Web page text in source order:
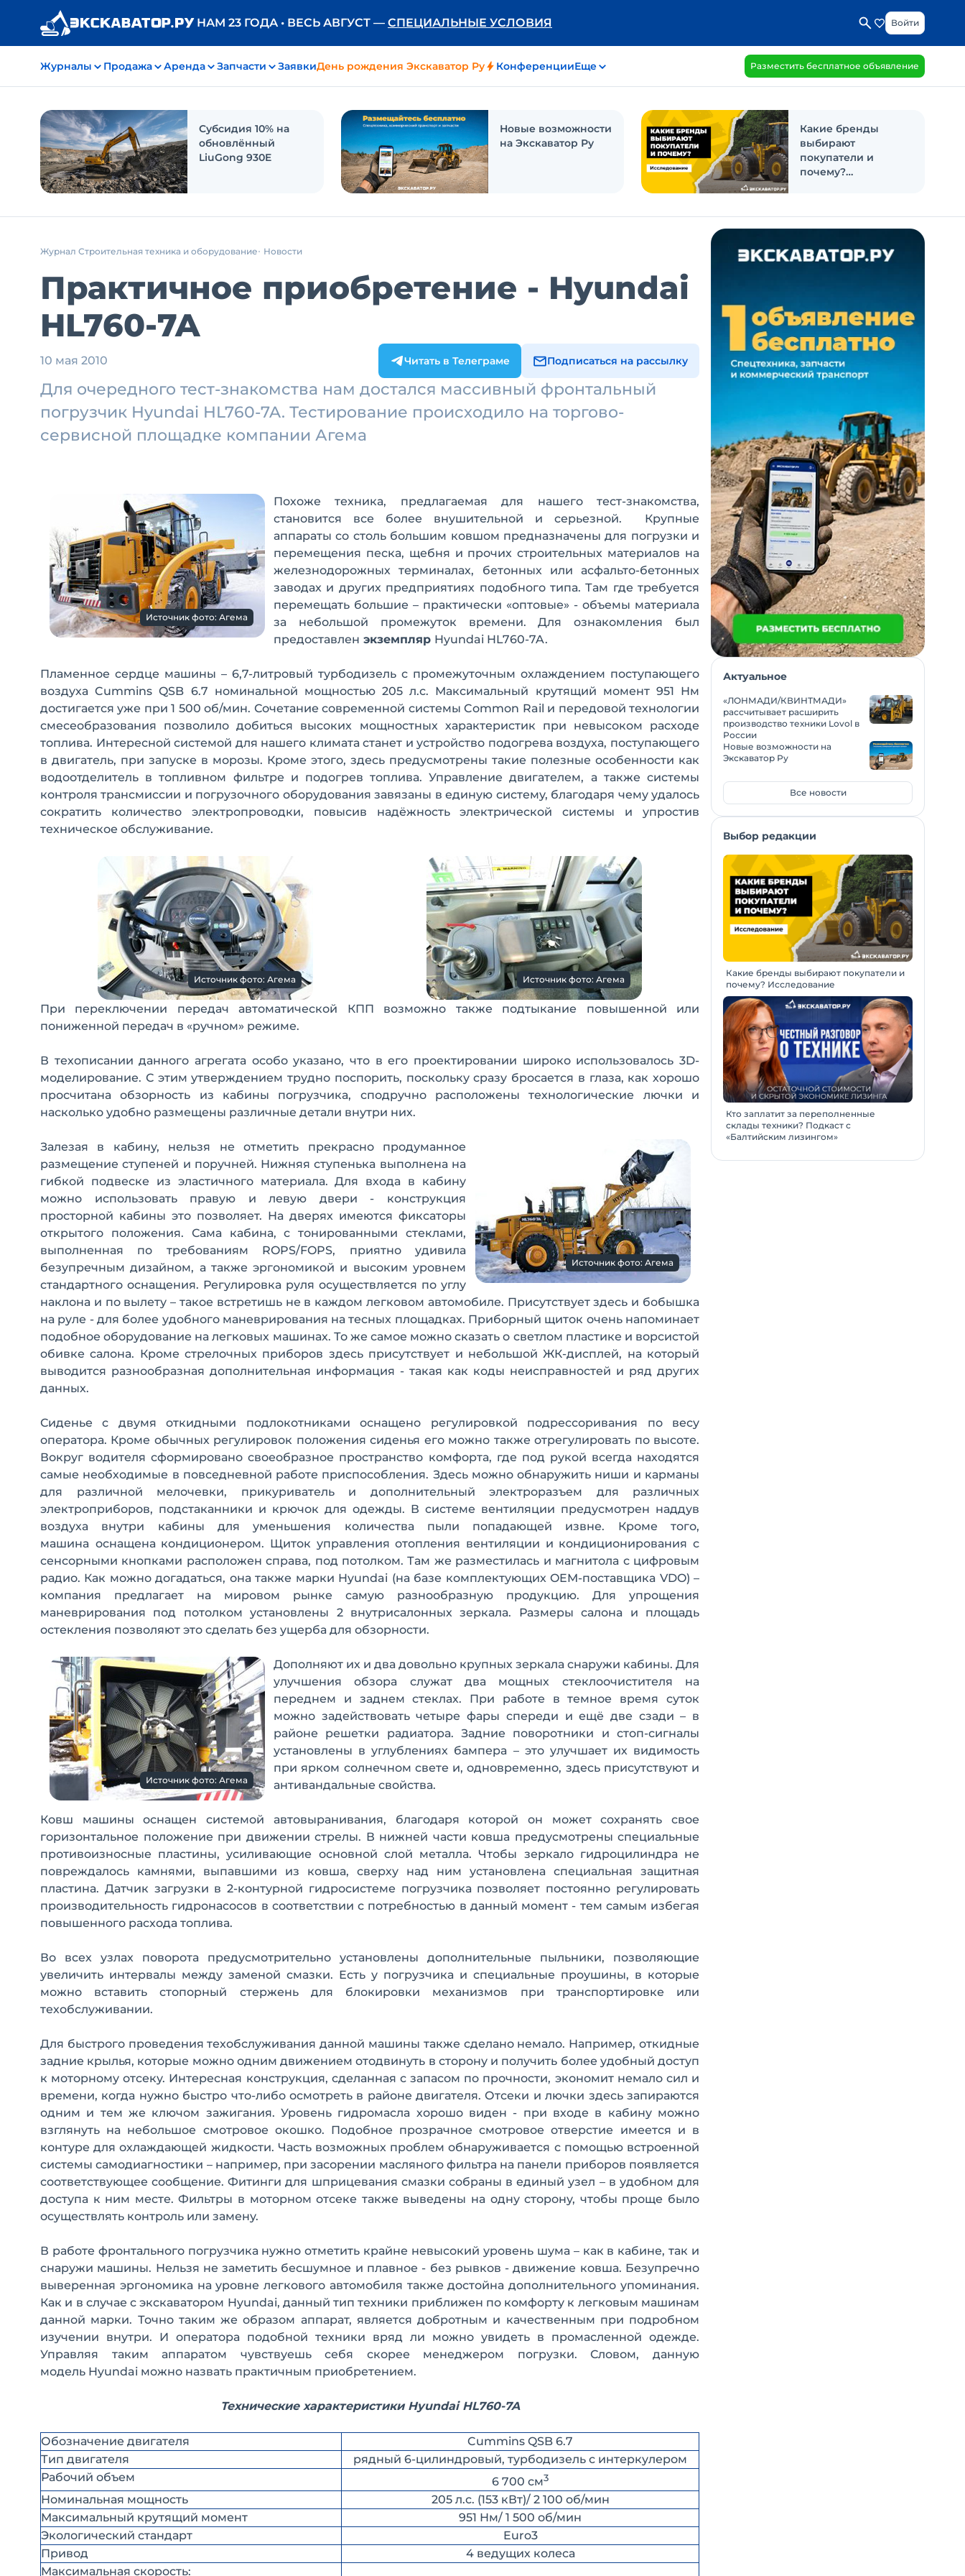
НАМ 23 ГОДА • ВЕСЬ АВГУСТ — СПЕЦИАЛЬНЫЕ УСЛОВИЯ Войти
Журналы Продажа Аренда Запчасти ЗаявкиДень рождения Экскаватор Ру КонференцииЕще Разместить бесплатное объявление
Субсидия 10% на
обновлённый
LiuGong 930E
Новые возможности
на Экскаватор Ру
Какие бренды
выбирают
покупатели и
почему?
Журнал Строительная техника и оборудование Новости
Практичное приобретение - Hyundai
HL760-7A
10 мая 2010 Читать в Телеграме Подписаться на рассылку
Для очередного тест-знакомства нам достался массивный фронтальный
погрузчик Hyundai HL760-7A. Тестирование происходило на торгово-
сервисной площадке компании Агема
Источник фото: Агема
Похоже техника, предлагаемая для нашего тест-знакомства,
становится все более внушительной и серьезной. Крупные
аппараты со столь большим ковшом предназначены для погрузки и
перемещения песка, щебня и прочих строительных материалов на
железнодорожных терминалах, бетонных или асфальто-бетонных
заводах и других предприятиях подобного типа. Там где требуется
перемещать большие – практически «оптовые» - объемы материала
за небольшой промежуток времени. Для ознакомления был
предоставлен экземпляр Hyundai HL760-7A.
Пламенное сердце машины – 6,7-литровый турбодизель с промежуточным охлаждением поступающего
воздуха Cummins QSB 6.7 номинальной мощностью 205 л.с. Максимальный крутящий момент 951 Нм
достигается уже при 1 500 об/мин. Сочетание современной системы Common Rail и передовой технологии
смесеобразования позволило добиться высоких мощностных характеристик при невысоком расходе
топлива. Интересной системой для нашего климата станет и устройство подогрева воздуха, поступающего
в двигатель, при запуске в морозы. Кроме этого, здесь предусмотрены такие полезные особенности как
водоотделитель в топливном фильтре и подогрев топлива. Управление двигателем, а также системы
контроля трансмиссии и погрузочного оборудования завязаны в единую систему, благодаря чему удалось
сократить количество электропроводки, повысив надёжность электрической системы и упростив
техническое обслуживание.
Источник фото: Агема Источник фото: Агема
При переключении передач автоматической КПП возможно также подтыкание повышенной или
пониженной передач в «ручном» режиме.
В техописании данного агрегата особо указано, что в его проектировании широко использовалось 3D-
моделирование. С этим утверждением трудно поспорить, поскольку сразу бросается в глаза, как хорошо
просчитана обзорность из кабины погрузчика, сподручно расположены технологические лючки и
насколько удобно размещены различные детали внутри них.
Источник фото: Агема
Залезая в кабину, нельзя не отметить прекрасно продуманное
размещение ступеней и поручней. Нижняя ступенька выполнена на
гибкой подвеске из эластичного материала. Для входа в кабину
можно использовать правую и левую двери - конструкция
просторной кабины это позволяет. На дверях имеются фиксаторы
открытого положения. Сама кабина, с тонированными стеклами,
выполненная по требованиям ROPS/FOPS, приятно удивила
безупречным дизайном, а также эргономикой и высоким уровнем
стандартного оснащения. Регулировка руля осуществляется по углу
наклона и по вылету – такое встретишь не в каждом легковом автомобиле. Присутствует здесь и бобышка
на руле - для более удобного маневрирования на тесных площадках. Приборный щиток очень напоминает
подобное оборудование на легковых машинах. То же самое можно сказать о светлом пластике и ворсистой
обивке салона. Кроме стрелочных приборов здесь присутствует и небольшой ЖК-дисплей, на который
выводится разнообразная дополнительная информация - такая как коды неисправностей и ряд других
данных.
Сиденье с двумя откидными подлокотниками оснащено регулировкой подрессоривания по весу
оператора. Кроме обычных регулировок положения сиденья его можно также отрегулировать по высоте.
Вокруг водителя сформировано своеобразное пространство комфорта, где под рукой всегда находятся
самые необходимые в повседневной работе приспособления. Здесь можно обнаружить ниши и карманы
для различной мелочевки, прикуриватель и дополнительный электроразъем для различных
электроприборов, подстаканники и крючок для одежды. В системе вентиляции предусмотрен наддув
воздуха внутри кабины для уменьшения количества пыли попадающей извне. Кроме того,
машина оснащена кондиционером. Щиток управления отопления вентиляции и кондиционирования с
сенсорными кнопками расположен справа, под потолком. Там же разместилась и магнитола с цифровым
радио. Как можно догадаться, она также марки Hyundai (на базе комплектующих OEM-поставщика VDO) –
компания предлагает на мировом рынке самую разнообразную продукцию. Для упрощения
маневрирования под потолком установлены 2 внутрисалонных зеркала. Размеры салона и площадь
остекления позволяют это сделать без ущерба для обзорности.
Источник фото: Агема
Дополняют их и два довольно крупных зеркала снаружи кабины. Для
улучшения обзора служат два мощных стеклоочистителя на
переднем и заднем стеклах. При работе в темное время суток
можно задействовать четыре фары спереди и ещё две сзади – в
районе решетки радиатора. Задние поворотники и стоп-сигналы
установлены в углублениях бампера – это улучшает их видимость
при ярком солнечном свете и, одновременно, здесь присутствуют и
антивандальные свойства.
Ковш машины оснащен системой автовыранивания, благодаря которой он может сохранять свое
горизонтальное положение при движении стрелы. В нижней части ковша предусмотрены специальные
противоизносные пластины, усиливающие основной слой металла. Чтобы зеркало гидроцилиндра не
повреждалось камнями, выпавшими из ковша, сверху над ним установлена специальная защитная
пластина. Датчик загрузки в 2-контурной гидросистеме погрузчика позволяет постоянно регулировать
производительность гидронасосов в соответствии с потребностью в данный момент - тем самым избегая
повышенного расхода топлива.
Во всех узлах поворота предусмотрительно установлены дополнительные пыльники, позволяющие
увеличить интервалы между заменой смазки. Есть у погрузчика и специальные проушины, в которые
можно вставить стопорный стержень для блокировки механизмов при транспортировке или
техобслуживании.
Для быстрого проведения техобслуживания данной машины также сделано немало. Например, откидные
задние крылья, которые можно одним движением отодвинуть в сторону и получить более удобный доступ
к моторному отсеку. Интересная конструкция, сделанная с запасом по прочности, экономит немало сил и
времени, когда нужно быстро что-либо осмотреть в районе двигателя. Отсеки и лючки здесь запираются
одним и тем же ключом зажигания. Уровень гидромасла хорошо виден - при входе в кабину можно
взглянуть на небольшое смотровое окошко. Подобное прозрачное смотровое отверстие имеется и в
контуре для охлаждающей жидкости. Часть возможных проблем обнаруживается с помощью встроенной
системы самодиагностики – например, при засорении масляного фильтра на панели приборов появляется
соответствующее сообщение. Фитинги для шприцевания смазки собраны в единый узел – в удобном для
доступа к ним месте. Фильтры в моторном отсеке также выведены на одну сторону, чтобы проще было
осуществлять контроль или замену.
В работе фронтального погрузчика нужно отметить крайне невысокий уровень шума – как в кабине, так и
снаружи машины. Нельзя не заметить бесшумное и плавное - без рывков - движение ковша. Безупречно
выверенная эргономика на уровне легкового автомобиля также достойна дополнительного упоминания.
Как и в случае с экскаватором Hyundai, данный тип техники приближен по комфорту к легковым машинам
данной марки. Точно таким же образом аппарат, является добротным и качественным при подробном
изучении внутри. И оператора подобной техники вряд ли можно увидеть в промасленной одежде.
Управляя таким аппаратом чувствуешь себя скорее менеджером погрузки. Словом, данную
модель Hyundai можно назвать практичным приобретением.
Технические характеристики Hyundai HL760-7A
Обозначение двигателя
Cummins QSB 6.7
Тип двигателя
рядный 6-цилиндровый, турбодизель с интеркулером
Рабочий объем
6 700 см3
Номинальная мощность
205 л.с. (153 кВт)/ 2 100 об/мин
Максимальный крутящий момент
951 Нм/ 1 500 об/мин
Экологический стандарт
Euro3
Привод
4 ведущих колеса
Максимальная скорость:
Актуальное
«ЛОНМАДИ/КВИНТМАДИ»
рассчитывает расширить
производство техники Lovol в
России
Новые возможности на
Экскаватор Ру
Все новости
Выбор редакции
Какие бренды выбирают покупатели и
почему? Исследование
Кто заплатит за переполненные
склады техники? Подкаст с
«Балтийским лизингом»